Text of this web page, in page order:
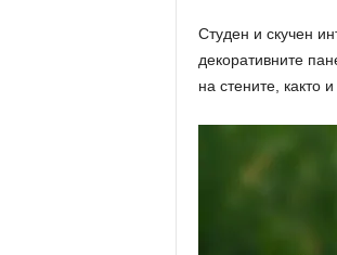
Студен и скучен
декоративните
на стените, както